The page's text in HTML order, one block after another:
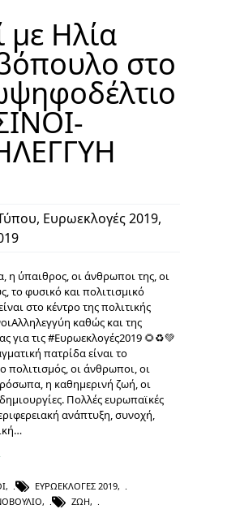
με Ηλία
στο
, Ευρωεκλογές 2019,
η ύπαιθρος, οι άνθρωποι της, οι
το φυσικό και πολιτισμικό
στο κέντρο της πολιτικής
καθώς και της
για τις #Ευρωεκλογές2019 🌻♻️💚
πατρίδα είναι το
πολιτισμός, οι άνθρωποι, οι
η καθημερινή ζωή, οι
Πολλές ευρωπαϊκές
ανάπτυξη, συνοχή,
, ΕΥΡΩΕΚΛΟΓΈΣ 2019,
, ΖΩΉ,